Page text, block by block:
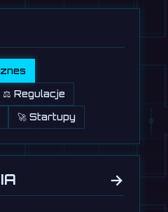
⚖️ Regulacje
🚀 Startupy
→